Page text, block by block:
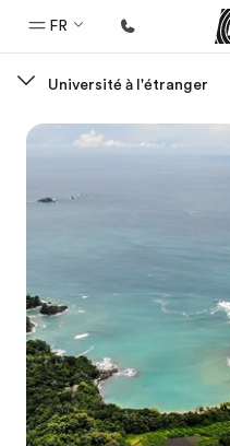
FR
Bienvenue chez EF
Trouver un bureau
A propos de nous
Qui sommes-nous ?
EF recrute
Université à l'étranger